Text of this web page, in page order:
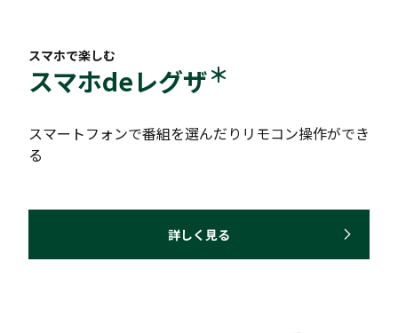
スマホで楽しむ
スマホdeレグザ＊
スマートフォンで番組を選んだりリモコン操作ができ
る
詳しく見る